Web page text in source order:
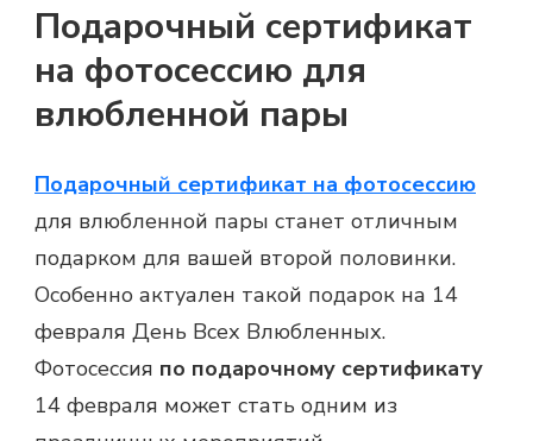
Подарочный сертификат
на фотосессию для
влюбленной пары
Подарочный сертификат на фотосессию
для влюбленной пары станет отличным
подарком для вашей второй половинки.
Особенно актуален такой подарок на 14
февраля День Всех Влюбленных.
Фотосессия по подарочному сертификату
14 февраля может стать одним из